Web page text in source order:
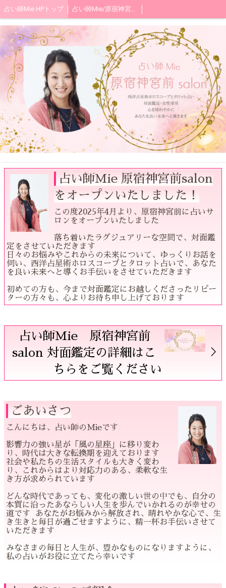
占い師Mie HPトップ 占い師Mie/原宿神宮前salon 対面鑑定メニューとお申込み方法
占い師Mie 原宿神宮前salon
をオープンいたしました！
この度2025年4月より、原宿神宮前に占いサ
ロンをオープンいたしました
落ち着いたラグジュアリーな空間で、対面鑑
定をさせていただきます
日々のお悩みやこれからの未来について、ゆっくりお話を
伺い、西洋占星術ホロスコープとタロット占いで、あなた
を良い未来へと導くお手伝いをさせていただきます
初めての方も、今まで対面鑑定にお越しくださったリピー
ターの方々も、心よりお待ち申し上げております
占い師Mie 原宿神宮前
salon 対面鑑定の詳細はこ
ちらをご覧ください
ごあいさつ
こんにちは、占い師のMieです
影響力の強い星が「風の星座」に移り変わ
り、時代は大きな転換期を迎えております
社会や私たちの生活スタイルも大きく変わ
り、これからはより対応力のある、柔軟な生
き方が求められています
どんな時代であっても、変化の激しい世の中でも、自分の
本質に沿ったあならしい人生を歩んでいかれるのが幸せの
道です あなたがお悩みから解放され、晴れやかな心で、生
き生きと毎日が過ごせますように、精一杯お手伝いさせて
いただきます
みなさまの毎日と人生が、豊かなものになりますように、
私の占いがお役に立てたら幸いです